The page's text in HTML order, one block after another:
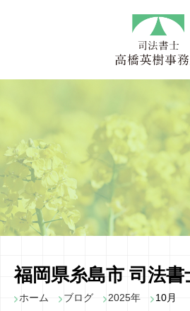
福岡県糸島市 司法
ホーム ブログ 2025年 10月